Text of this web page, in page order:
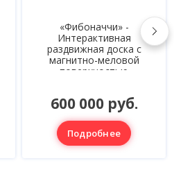
«Фибоначчи» -
Интерактивная
раздвижная доска с
магнитно-меловой
поверхностью
600 000 руб.
Подробнее